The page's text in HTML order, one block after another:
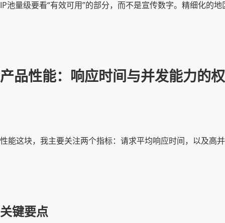
IP池量级要看“有效可用”的部分，而不是宣传数字。精细化的
产品性能：响应时间与并发能力的
性能这块，我主要关注两个指标：请求平均响应时间，以及高
关键要点